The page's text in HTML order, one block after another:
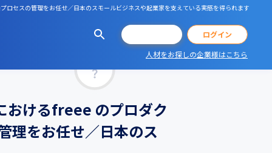
セスの管理をお任せ／日本のスモールビジネスや起業家を支えている実感を得られます
ログイン
人材をお探しの企業様はこちら
おけるfreee のプロダク
理をお任せ／日本のス